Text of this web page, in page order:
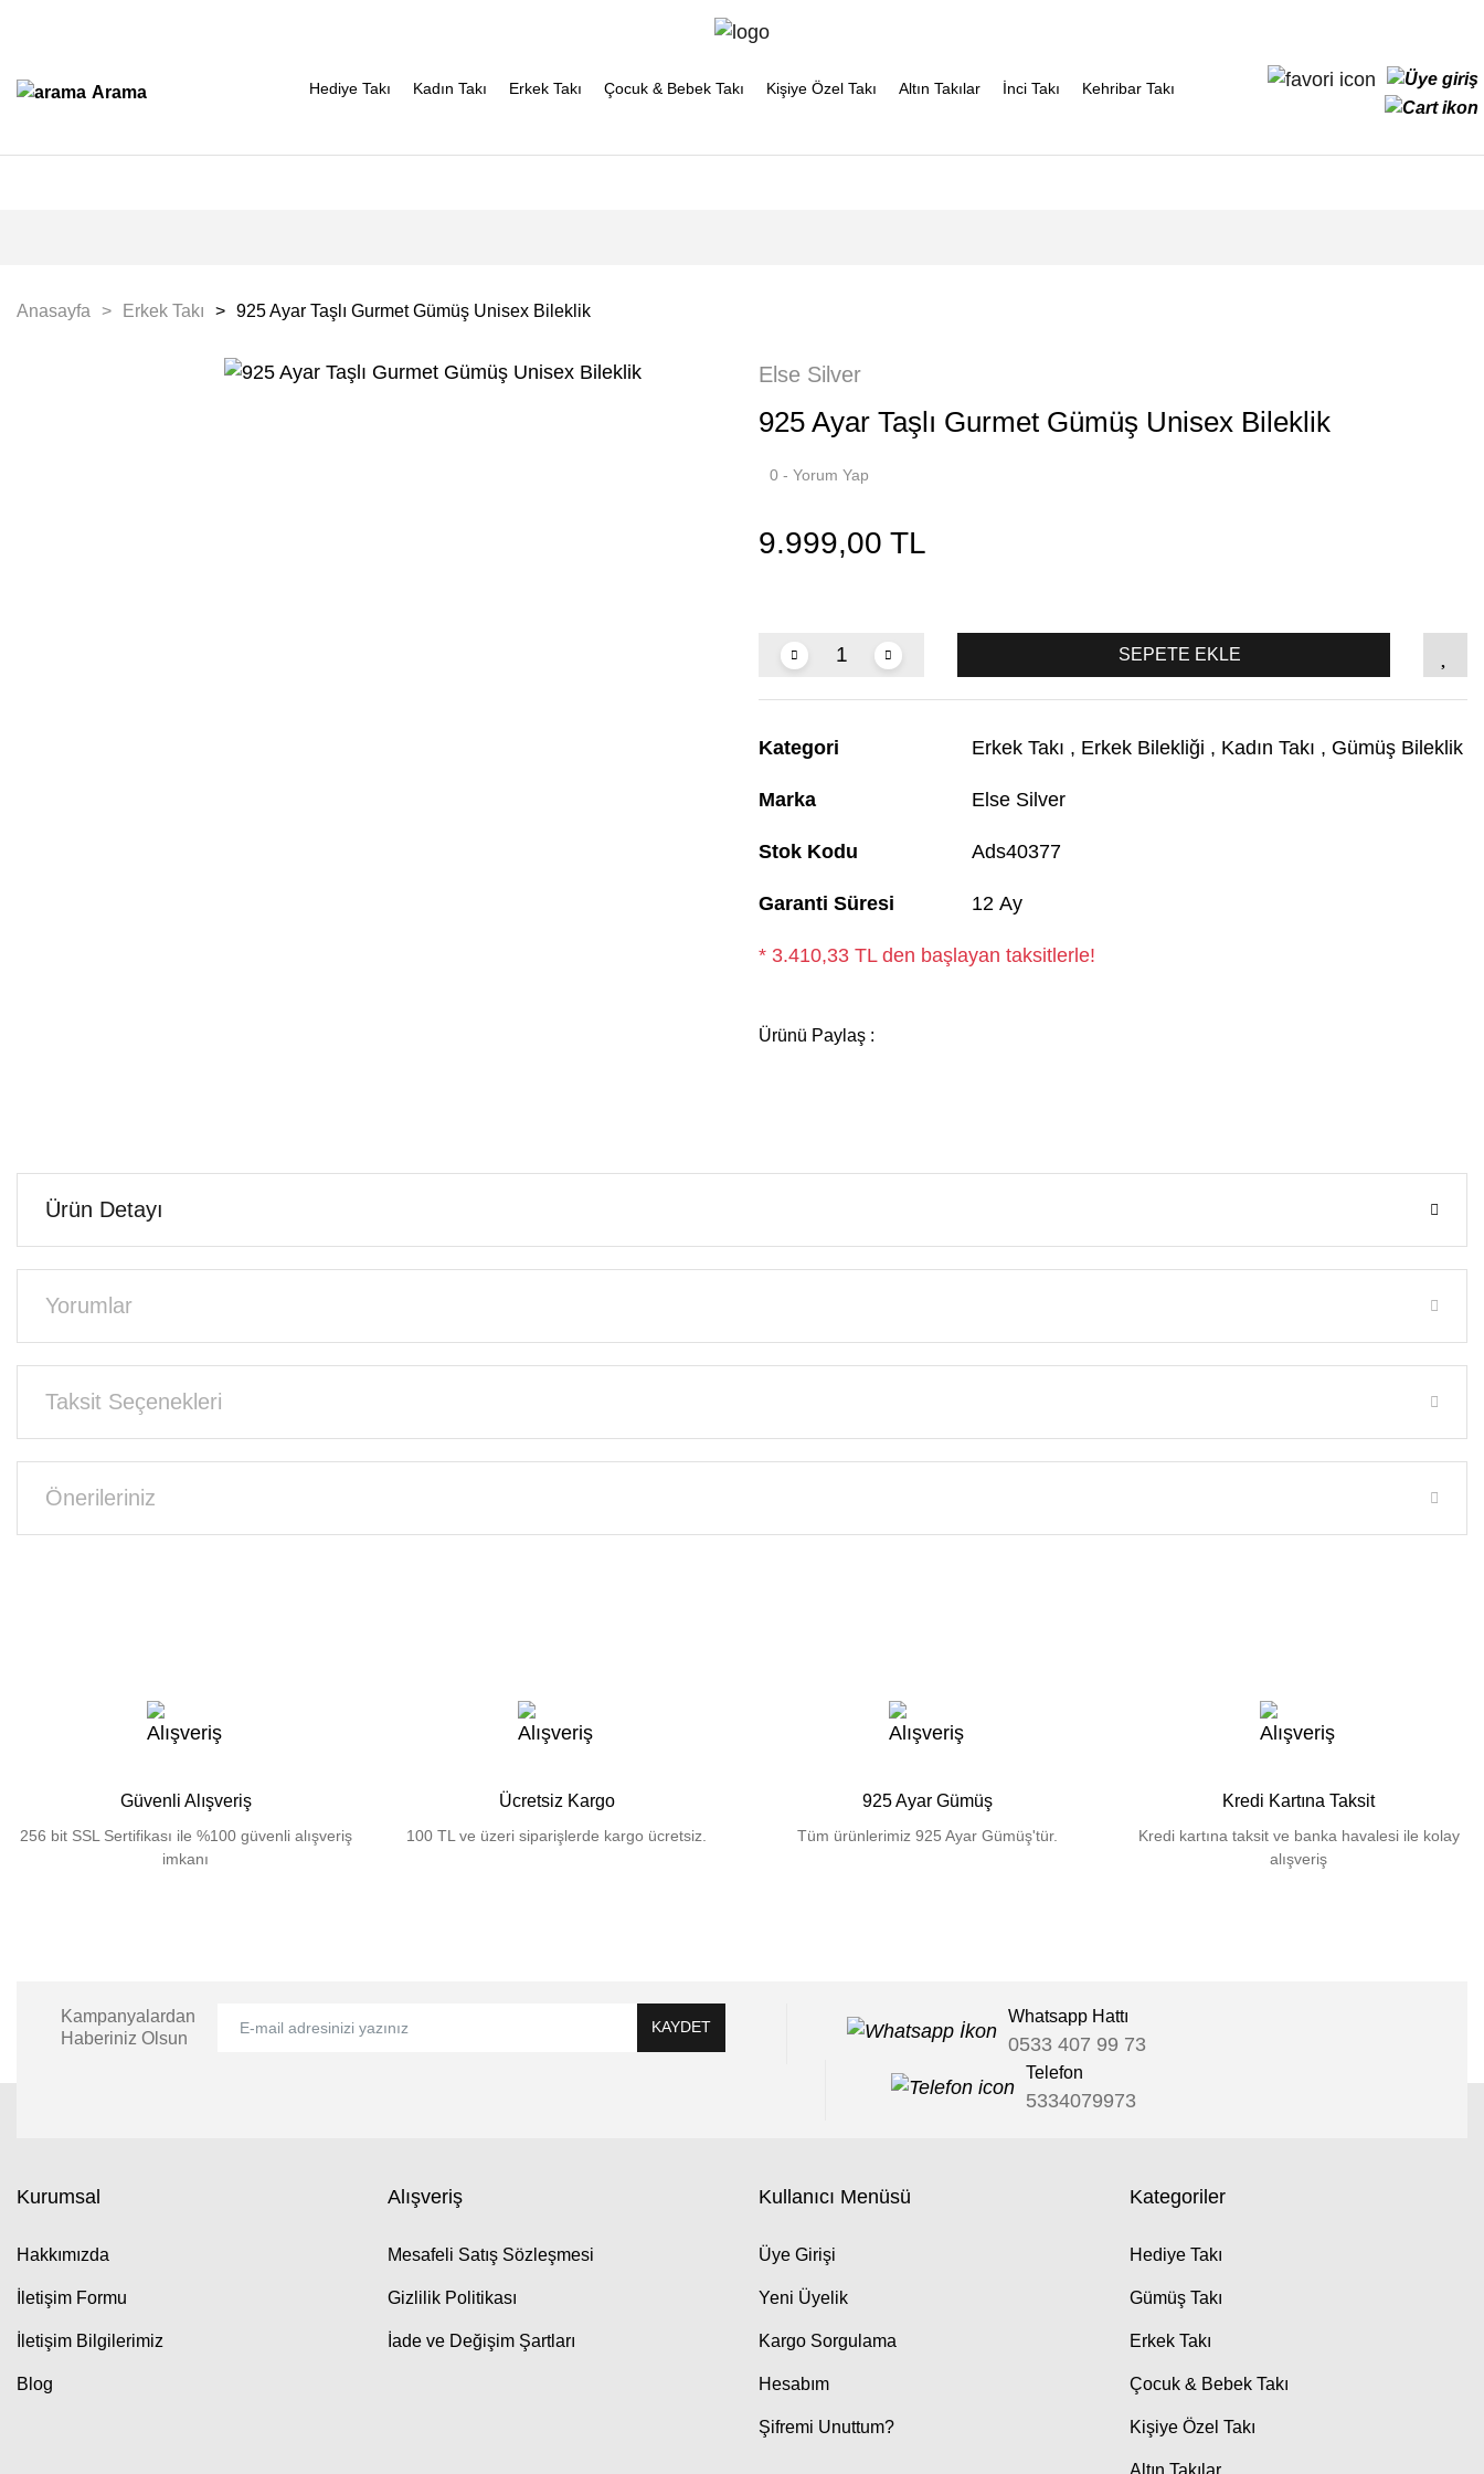
Arama Hediye Takı Kadın Takı Erkek Takı Çocuk & Bebek Takı Kişiye Özel Takı Altın Takılar İnci Takı Kehribar Takı
Anasayfa Erkek Takı 925 Ayar Taşlı Gurmet Gümüş Unisex Bileklik
Else Silver
925 Ayar Taşlı Gurmet Gümüş Unisex Bileklik
0 - Yorum Yap
9.999,00 TL
SEPETE EKLE
Kategori Erkek Takı , Erkek Bilekliği , Kadın Takı , Gümüş Bileklik
Marka Else Silver
Stok Kodu Ads40377
Garanti Süresi 12 Ay
* 3.410,33 TL den başlayan taksitlerle!
Ürünü Paylaş :
Ürün Detayı
Yorumlar
Taksit Seçenekleri
Önerileriniz
Güvenli Alışveriş
256 bit SSL Sertifikası ile %100 güvenli alışveriş
imkanı
Ücretsiz Kargo
100 TL ve üzeri siparişlerde kargo ücretsiz.
925 Ayar Gümüş
Tüm ürünlerimiz 925 Ayar Gümüş'tür.
Kredi Kartına Taksit
Kredi kartına taksit ve banka havalesi ile kolay
alışveriş
Kampanyalardan
Haberiniz Olsun
KAYDET
Whatsapp Hattı
0533 407 99 73
Telefon
5334079973
Kurumsal
Hakkımızda
İletişim Formu
İletişim Bilgilerimiz
Blog
Alışveriş
Mesafeli Satış Sözleşmesi
Gizlilik Politikası
İade ve Değişim Şartları
Kullanıcı Menüsü
Üye Girişi
Yeni Üyelik
Kargo Sorgulama
Hesabım
Şifremi Unuttum?
Kategoriler
Hediye Takı
Gümüş Takı
Erkek Takı
Çocuk & Bebek Takı
Kişiye Özel Takı
Altın Takılar